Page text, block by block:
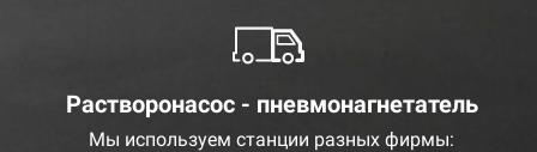
Растворонасос - пневмонагнетатель
Мы используем станции разных фирмы: